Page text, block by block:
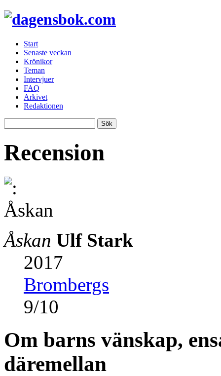
Start
Senaste veckan
Krönikor
Teman
Intervjuer
FAQ
Arkivet
Redaktionen
Recension
Åskan Ulf Stark
2017
Brombergs
9/10
Om barns vänskap,
däremellan